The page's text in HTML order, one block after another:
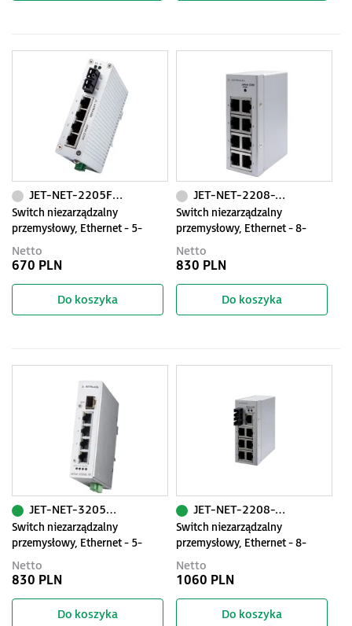
Switch niezarządzalny
przemysłowy, Ethernet - 5-
portowy (4 x 10/100 Base-TX +
1 złącze singlemode- 100 Base-
JET-NET-2205F-S
Netto
670 PLN
Do koszyka
Switch niezarządzalny
przemysłowy, Ethernet - 8-
portowy (10/100 Base-TX),
IP30, -40...+75C
JET-NET-2208-T8
Netto
830 PLN
Do koszyka
Switch niezarządzalny
przemysłowy, Ethernet - 5-
portowy (4x 10/100/1000Base-
TX, 1x 1000Base-FX-SFP )
JET-NET-3205G-1F
Netto
830 PLN
Do koszyka
Switch niezarządzalny
przemysłowy, Ethernet - 8-
portowy (7x10/100 Base-TX + 1
złącze multimode - 100 Base-
JET-NET-2208-T7-SC1-MM
Netto
1060 PLN
Do koszyka